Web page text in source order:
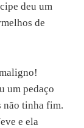
deu um
de
um pedaço
não tinha fim.
e ela